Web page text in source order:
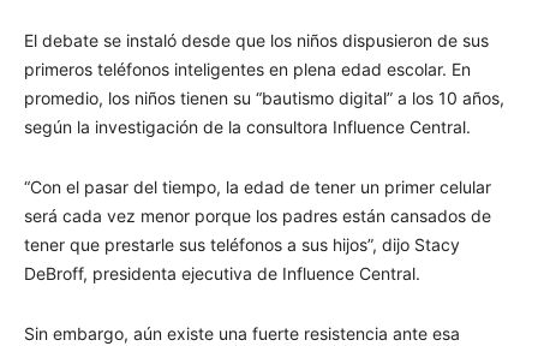
El debate se instaló desde que los niños dispusieron de sus
primeros teléfonos inteligentes en plena edad escolar. En
promedio, los niños tienen su “bautismo digital” a los 10 años,
según la investigación de la consultora Influence Central.
“Con el pasar del tiempo, la edad de tener un primer celular
será cada vez menor porque los padres están cansados de
tener que prestarle sus teléfonos a sus hijos”, dijo Stacy
DeBroff, presidenta ejecutiva de Influence Central.
Sin embargo, aún existe una fuerte resistencia ante esa